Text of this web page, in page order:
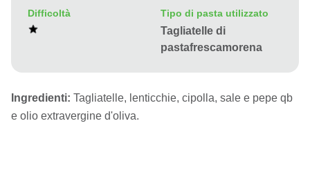
Difficoltà Tipo di pasta utilizzato
Tagliatelle di
pastafrescamorena
Ingredienti: Tagliatelle, lenticchie, cipolla, sale e pepe qb
e olio extravergine d'oliva.